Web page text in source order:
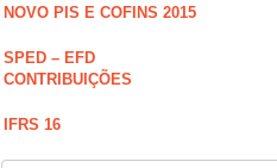
NOVO PIS E COFINS 2015
SPED – EFD
CONTRIBUIÇÕES
IFRS 16